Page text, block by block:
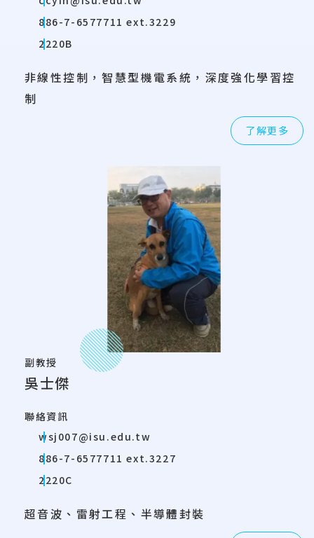
886-7-6577711 ext.3229
2220B
非線性控制，智慧型機電系統，深度強化學習控
制
了解更多
副教授
吳士傑
聯絡資訊
wsj007@isu.edu.tw
886-7-6577711 ext.3227
2220C
超音波、雷射工程、半導體封裝